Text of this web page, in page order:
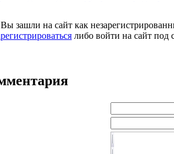
зашли на сайт как
либо войти на сайт под